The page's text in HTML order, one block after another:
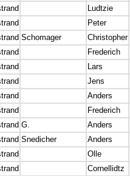
Ludtzie
Peter
Schomager
Christopher
Frederich
Lars
Jens
Anders
Frederich
G.
Anders
Snedicher
Anders
Olle
Cornellidtz